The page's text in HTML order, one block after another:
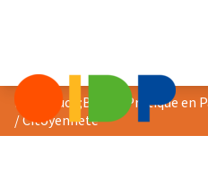
/Citoyenneté